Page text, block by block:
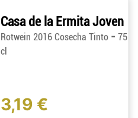
Casa de la Ermita Joven
Rotwein 2016 Cosecha Tinto -75
cl
3,19 €